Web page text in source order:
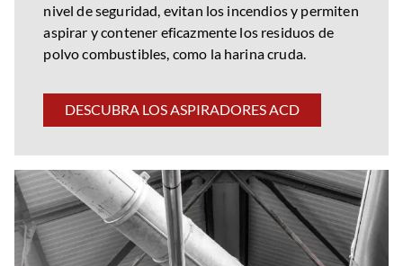
nivel de seguridad, evitan los incendios y permiten
aspirar y contener eficazmente los residuos de
polvo combustibles, como la harina cruda.
DESCUBRA LOS ASPIRADORES ACD